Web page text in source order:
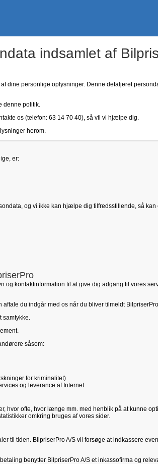
indsamlet af
dine personlige oplysninger. Denne detaljeret
denne politik.
os (telefon: 63 14 70 40), så vil vi hjælpe dig.
herom.
er:
og vi ikke kan hjælpe dig tilfredsstillende, så kan
og kontaktinformation til at give dig adgang til vores
du indgår med os når du bliver tilmeldt
samtykke.
såsom:
for kriminalitet)
og leverance af Internet
hvor ofte, hvor længe mm. med henblik på at kunne
omkring bruges af vores sider.
til tiden. BilpriserPro A/S vil forsøge at indkassere
benytter BilpriserPro A/S et inkassofirma og